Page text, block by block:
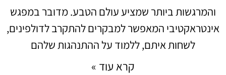
והמרגשות ביותר שמציע עולם הטבע. מדובר במפגש
אינטראקטיבי המאפשר למבקרים להתקרב לדולפינים,
לשחות איתם, ללמוד על ההתנהגות שלהם
קרא עוד »